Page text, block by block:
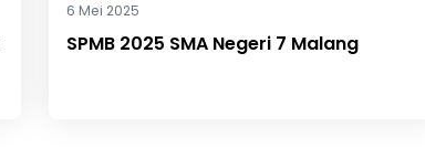
6 Mei 2025
SPMB 2025 SMA Negeri 7 Malang